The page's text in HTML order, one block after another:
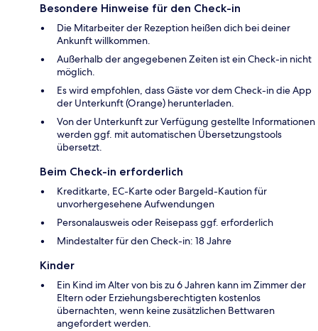
Besondere Hinweise für den Check-in
Die Mitarbeiter der Rezeption heißen dich bei deiner
Ankunft willkommen.
Außerhalb der angegebenen Zeiten ist ein Check-in nicht
möglich.
Es wird empfohlen, dass Gäste vor dem Check-in die App
der Unterkunft (Orange) herunterladen.
Von der Unterkunft zur Verfügung gestellte Informationen
werden ggf. mit automatischen Übersetzungstools
übersetzt.
Beim Check-in erforderlich
Kreditkarte, EC-Karte oder Bargeld-Kaution für
unvorhergesehene Aufwendungen
Personalausweis oder Reisepass ggf. erforderlich
Mindestalter für den Check-in: 18 Jahre
Kinder
Ein Kind im Alter von bis zu 6 Jahren kann im Zimmer der
Eltern oder Erziehungsberechtigten kostenlos
übernachten, wenn keine zusätzlichen Bettwaren
angefordert werden.